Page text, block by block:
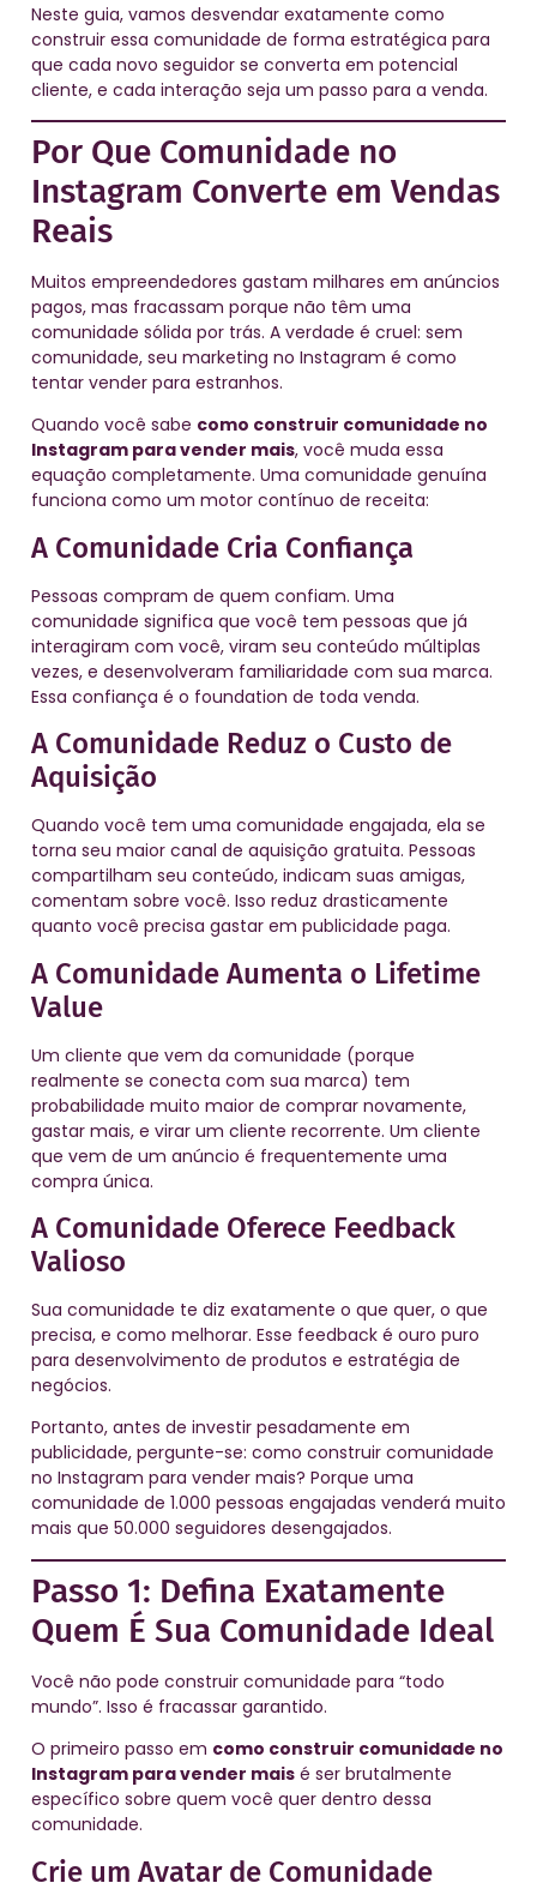
Neste guia, vamos desvendar exatamente como
construir essa comunidade de forma estratégica para
que cada novo seguidor se converta em potencial
cliente, e cada interação seja um passo para a venda.
Por Que Comunidade no
Instagram Converte em Vendas
Reais
Muitos empreendedores gastam milhares em anúncios
pagos, mas fracassam porque não têm uma
comunidade sólida por trás. A verdade é cruel: sem
comunidade, seu marketing no Instagram é como
tentar vender para estranhos.
Quando você sabe como construir comunidade no
Instagram para vender mais, você muda essa
equação completamente. Uma comunidade genuína
funciona como um motor contínuo de receita:
A Comunidade Cria Confiança
Pessoas compram de quem confiam. Uma
comunidade significa que você tem pessoas que já
interagiram com você, viram seu conteúdo múltiplas
vezes, e desenvolveram familiaridade com sua marca.
Essa confiança é o foundation de toda venda.
A Comunidade Reduz o Custo de
Aquisição
Quando você tem uma comunidade engajada, ela se
torna seu maior canal de aquisição gratuita. Pessoas
compartilham seu conteúdo, indicam suas amigas,
comentam sobre você. Isso reduz drasticamente
quanto você precisa gastar em publicidade paga.
A Comunidade Aumenta o Lifetime
Value
Um cliente que vem da comunidade (porque
realmente se conecta com sua marca) tem
probabilidade muito maior de comprar novamente,
gastar mais, e virar um cliente recorrente. Um cliente
que vem de um anúncio é frequentemente uma
compra única.
A Comunidade Oferece Feedback
Valioso
Sua comunidade te diz exatamente o que quer, o que
precisa, e como melhorar. Esse feedback é ouro puro
para desenvolvimento de produtos e estratégia de
negócios.
Portanto, antes de investir pesadamente em
publicidade, pergunte-se: como construir comunidade
no Instagram para vender mais? Porque uma
comunidade de 1.000 pessoas engajadas venderá muito
mais que 50.000 seguidores desengajados.
Passo 1: Defina Exatamente
Quem É Sua Comunidade Ideal
Você não pode construir comunidade para “todo
mundo”. Isso é fracassar garantido.
O primeiro passo em como construir comunidade no
Instagram para vender mais é ser brutalmente
específico sobre quem você quer dentro dessa
comunidade.
Crie um Avatar de Comunidade